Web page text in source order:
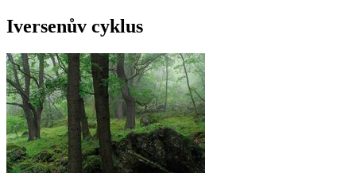
Iversenův cyklus